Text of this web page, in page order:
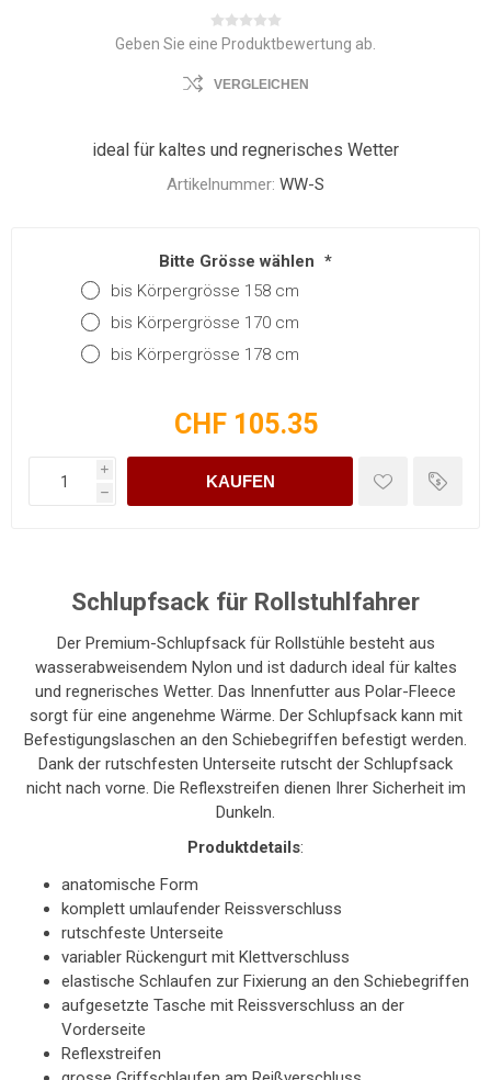
Geben Sie eine Produktbewertung ab.
VERGLEICHEN
ideal für kaltes und regnerisches Wetter
Artikelnummer: WW-S
Bitte Grösse wählen *
bis Körpergrösse 158 cm
bis Körpergrösse 170 cm
bis Körpergrösse 178 cm
CHF 105.35
i
h
KAUFEN
Schlupfsack für Rollstuhlfahrer
Der Premium-Schlupfsack für Rollstühle besteht aus
wasserabweisendem Nylon und ist dadurch ideal für kaltes
und regnerisches Wetter. Das Innenfutter aus Polar-Fleece
sorgt für eine angenehme Wärme. Der Schlupfsack kann mit
Befestigungslaschen an den Schiebegriffen befestigt werden.
Dank der rutschfesten Unterseite rutscht der Schlupfsack
nicht nach vorne. Die Reflexstreifen dienen Ihrer Sicherheit im
Dunkeln.
Produktdetails:
anatomische Form
komplett umlaufender Reissverschluss
rutschfeste Unterseite
variabler Rückengurt mit Klettverschluss
elastische Schlaufen zur Fixierung an den Schiebegriffen
aufgesetzte Tasche mit Reissverschluss an der
Vorderseite
Reflexstreifen